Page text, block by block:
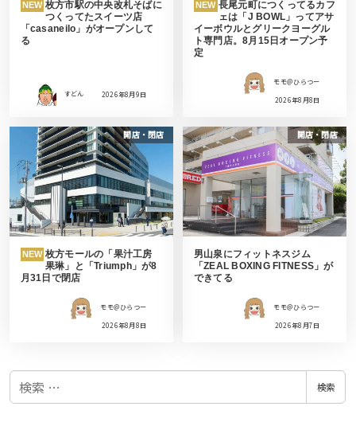
NEW 枚方市駅の中央改札そばに
つくってたスイーツ店
「casaneilo」がオープンして
る
すどん 2026年8月9日
NEW 長尾元町につくってるカフ
ェは「J BOWL」ってアサ
イーボウルとグリークヨーグル
ト専門店。8月15日オープン予
定
モモ＠ひらつー
2026年8月8日
開店・閉店
NEW 枚方モールの「果汁工房
果琳」と「Triumph」が8
月31日で閉店
モモ＠ひらつー
2026年8月8日
開店・閉店
男山泉にフィットネスジム
「ZEAL BOXING FITNESS」が
できてる
モモ＠ひらつー
2026年8月7日
検
検索